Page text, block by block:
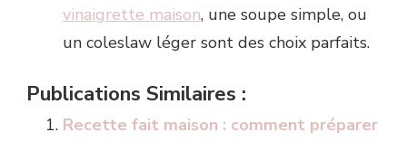
vinaigrette maison, une soupe simple, ou
un coleslaw léger sont des choix parfaits.
Publications Similaires :
Recette fait maison : comment préparer